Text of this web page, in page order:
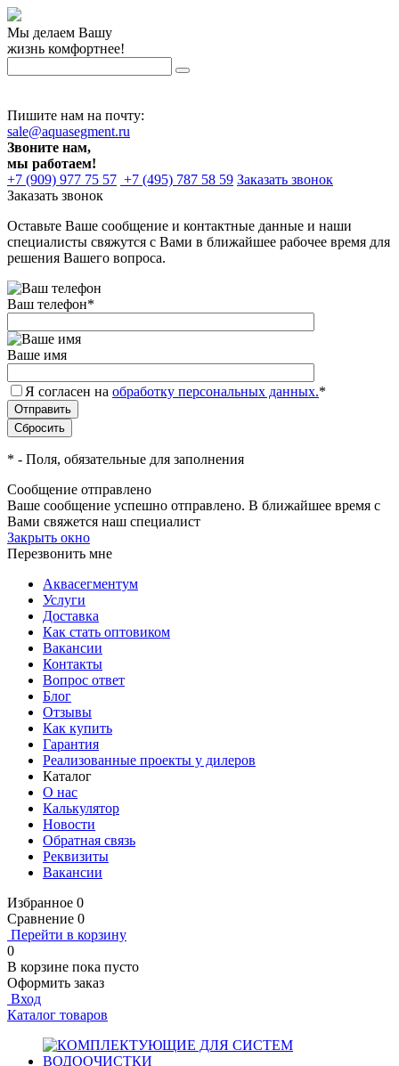
Мы делаем Вашу
жизнь комфортнее!
Пишите нам на почту:
sale@aquasegment.ru
Звоните нам,
мы работаем!
+7 (909) 977 75 57 +7 (495) 787 58 59 Заказать звонок
Заказать звонок
Оставьте Ваше сообщение и контактные данные и наши
специалисты свяжутся с Вами в ближайшее рабочее время для
решения Вашего вопроса.
Ваш телефон*
Ваше имя
Я согласен на обработку персональных данных.*
* - Поля, обязательные для заполнения
Сообщение отправлено
Ваше сообщение успешно отправлено. В ближайшее время с
Вами свяжется наш специалист
Закрыть окно
Перезвонить мне
Аквасегментум
Услуги
Доставка
Как стать оптовиком
Вакансии
Контакты
Вопрос ответ
Блог
Отзывы
Как купить
Гарантия
Реализованные проекты у дилеров
Каталог
О нас
Калькулятор
Новости
Обратная связь
Реквизиты
Вакансии
Избранное 0
Сравнение 0
Перейти в корзину
0
В корзине пока пусто
Оформить заказ
Вход
Каталог товаров